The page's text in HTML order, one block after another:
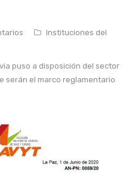
Instituciones del
puso a disposición del sector
serán el marco reglamentario